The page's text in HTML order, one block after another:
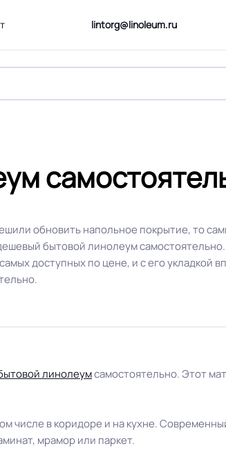
lintorg@linoleum.ru
обновить напольное покрытие, то
бытовой линолеум
доступных по цене, и с его укладкой
линолеумсамостоятельно. Этот
числе в коридоре и на кухне.
мрамор или паркет.